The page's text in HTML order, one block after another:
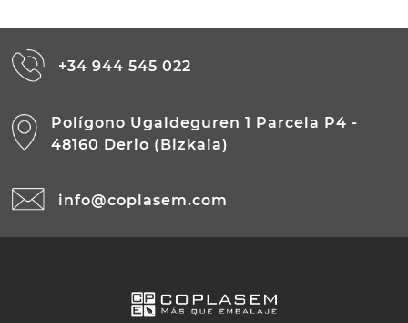
+34 944 545 022
Polígono Ugaldeguren 1 Parcela P4 -
48160 Derio (Bizkaia)
info@coplasem.com